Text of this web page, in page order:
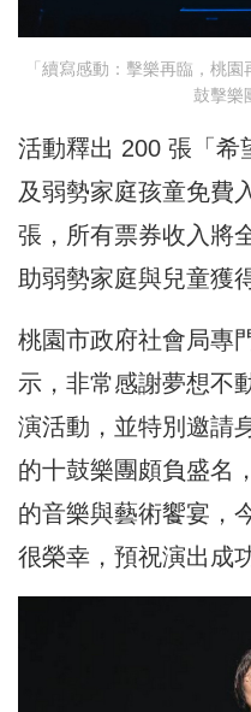
「續寫感動：擊樂再臨，桃
鼓擊樂
活動釋出 200 張「希
及弱勢家庭孩童免費
張，所有票券收入將
助弱勢家庭與兒童獲
桃園市政府社會局專
示，非常感謝夢想不
演活動，並特別邀請
的十鼓樂團頗負盛名
的音樂與藝術饗宴，
很榮幸，預祝演出成功